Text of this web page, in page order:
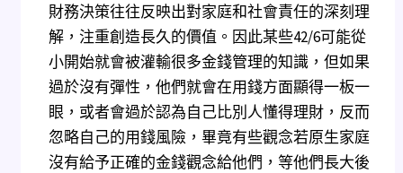
財務決策往往反映出對家庭和社會責任的深刻理
解，注重創造長久的價值。因此某些42/6可能從
小開始就會被灌輸很多金錢管理的知識，但如果
過於沒有彈性，他們就會在用錢方面顯得一板一
眼，或者會過於認為自己比別人懂得理財，反而
忽略自己的用錢風險，畢竟有些觀念若原生家庭
沒有給予正確的金錢觀念給他們，等他們長大後